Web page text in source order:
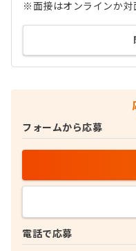
※面接はオンラインか対
電話で応募
フォームから応募